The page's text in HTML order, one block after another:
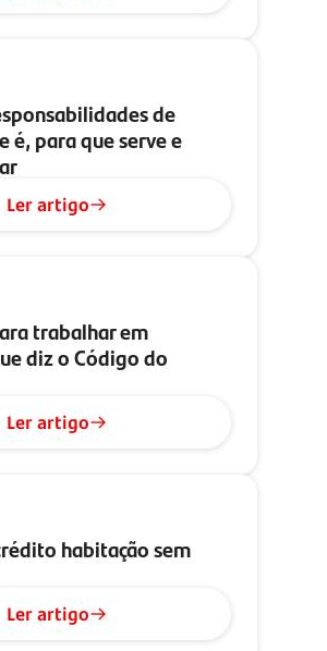
de
é, para que serve e
Ler artigo
trabalhar em
diz o Código do
Ler artigo
habitação sem
Ler artigo